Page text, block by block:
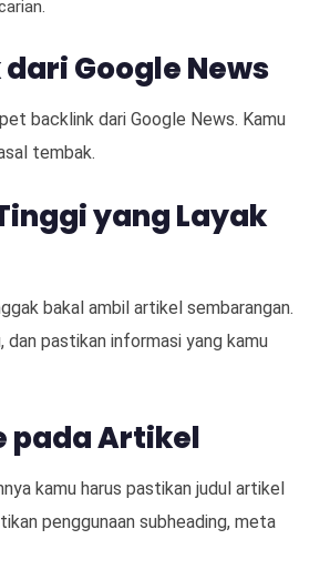
Google News
backlink dari Google News. Kamu
tembak.
yang Layak
bakal ambil artikel sembarangan.
dan pastikan informasi yang kamu
pada Artikel
kamu harus pastikan judul artikel
penggunaan subheading, meta